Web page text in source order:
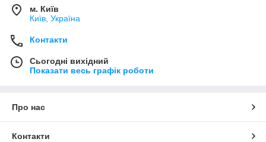
м. Київ
Київ, Україна
Контакти
Сьогодні вихідний
Показати весь графік роботи
Про нас
Контакти